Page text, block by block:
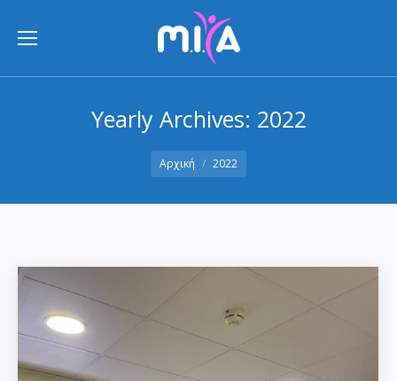
Yearly Archives: 2022
Αρχική 2022